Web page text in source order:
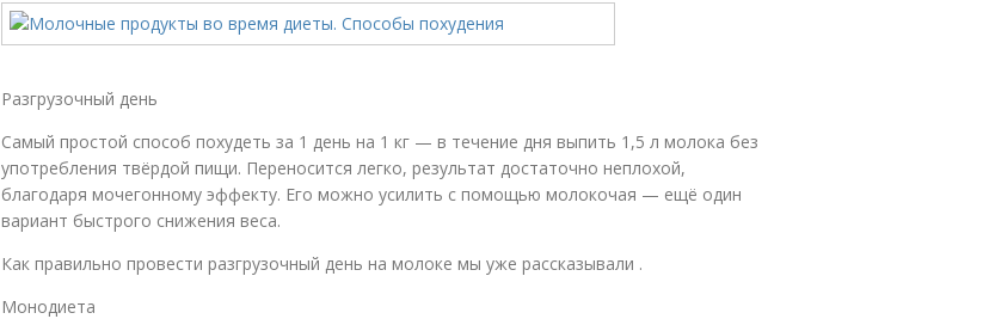
Разгрузочный день
Самый простой способ похудеть за 1 день на 1 кг — в течение дня выпить 1,5 л молока без
употребления твёрдой пищи. Переносится легко, результат достаточно неплохой,
благодаря мочегонному эффекту. Его можно усилить с помощью молокочая — ещё один
вариант быстрого снижения веса.
Как правильно провести разгрузочный день на молоке мы уже рассказывали .
Монодиета